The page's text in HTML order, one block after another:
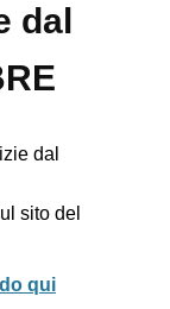
dal
dal
sito del
qui